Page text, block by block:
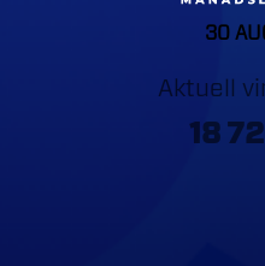
30
Aktuell
18